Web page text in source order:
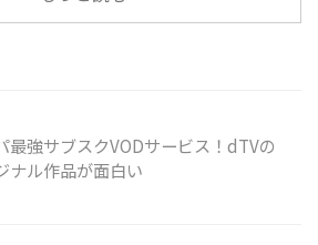
最強サブスクVODサービス！dTVの
ナル作品が面白い